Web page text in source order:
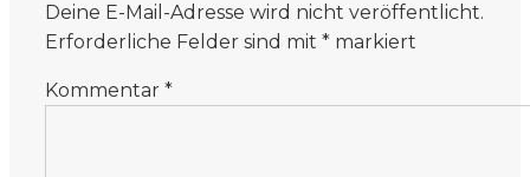
Deine E-Mail-Adresse wird nicht veröffentlicht.
Erforderliche Felder sind mit * markiert
Kommentar *